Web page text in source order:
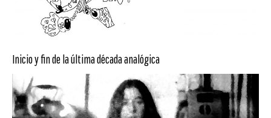
Inicio y fin de la última década analógica